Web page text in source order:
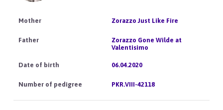
Zorazzo Just Like Fire
Zorazzo Gone Wilde at
Valentisimo
06.04.2020
PKR.VIII-42118